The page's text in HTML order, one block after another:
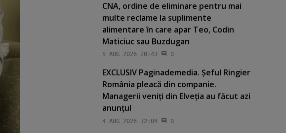
CNA, ordine de eliminare pentru mai
multe reclame la suplimente
alimentare în care apar Teo, Codin
Maticiuc sau Buzdugan
5 AUG 2026 20:43 0
EXCLUSIV Paginademedia. Şeful Ringier
România pleacă din companie.
Managerii veniţi din Elveţia au făcut azi
anunţul
4 AUG 2026 12:04 0